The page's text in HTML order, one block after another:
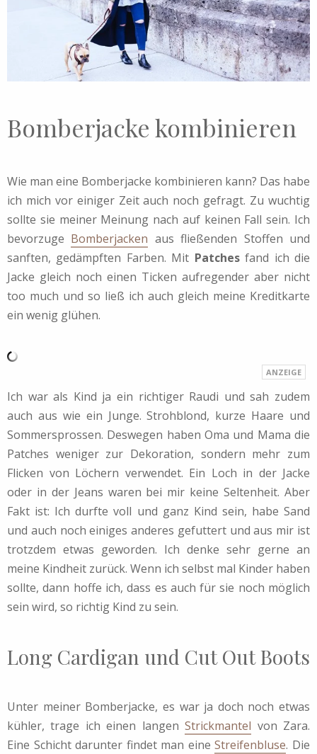
Bomberjacke kombinieren
Wie man eine Bomberjacke kombinieren kann? Das habe
ich mich vor einiger Zeit auch noch gefragt. Zu wuchtig
sollte sie meiner Meinung nach auf keinen Fall sein. Ich
bevorzuge Bomberjacken aus fließenden Stoffen und
sanften, gedämpften Farben. Mit Patchesfand ich die
Jacke gleich noch einen Ticken aufregender aber nicht
too much und so ließ ich auch gleich meine Kreditkarte
ein wenig glühen.
Ich war als Kind ja ein richtiger Raudi und sah zudem
auch aus wie ein Junge. Strohblond, kurze Haare und
Sommersprossen. Deswegen haben Oma und Mama die
Patches weniger zur Dekoration, sondern mehr zum
Flicken von Löchern verwendet. Ein Loch in der Jacke
oder in der Jeans waren bei mir keine Seltenheit. Aber
Fakt ist: Ich durfte voll und ganz Kind sein, habe Sand
und auch noch einiges anderes gefuttert und aus mir ist
trotzdem etwas geworden. Ich denke sehr gerne an
meine Kindheit zurück. Wenn ich selbst mal Kinder haben
sollte, dann hoffe ich, dass es auch für sie noch möglich
sein wird, so richtig Kind zu sein.
Long Cardigan und Cut Out Boots
Unter meiner Bomberjacke, es war ja doch noch etwas
kühler, trage ich einen langenStrickmantel von Zara.
Eine Schicht darunter findet man eineStreifenbluse. Die